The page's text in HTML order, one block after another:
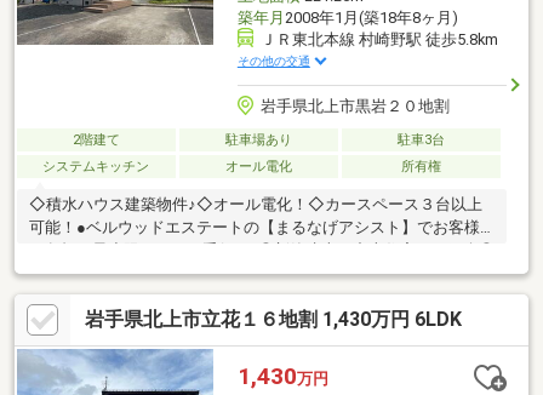
築年月 2008年1月(築18年8ヶ月)
ＪＲ東北本線 村崎野駅 徒歩5.8km
その他の交通
岩手県北上市黒岩２０地割
2階建て 駐車場あり
駐車3台
システムキッチン
オール電化 所有権
◇積水ハウス建築物件♪◇オール電化！◇カースペース３台以上
可能！●ベルウッドエステートの【まるなげアシスト】でお客様
の負担を最小限にするお手伝い♪◎新築建売、中古住宅のご紹介◎
建物の詳しいご説明◎売主さんとの交渉窓口◎銀行事前審査のお
手伝い◎オプション工事の請負、手配◎お引越し手配のお手伝い
◎お引き渡し後の住宅ローンのご相談【窓口を一つにまとめる事
でお忙しいお客様の負担を最小限にするお手伝いやアドバイスを
しています♪♪】
岩手県北上市立花１６地割 1,430万円 6LDK
1,430万円